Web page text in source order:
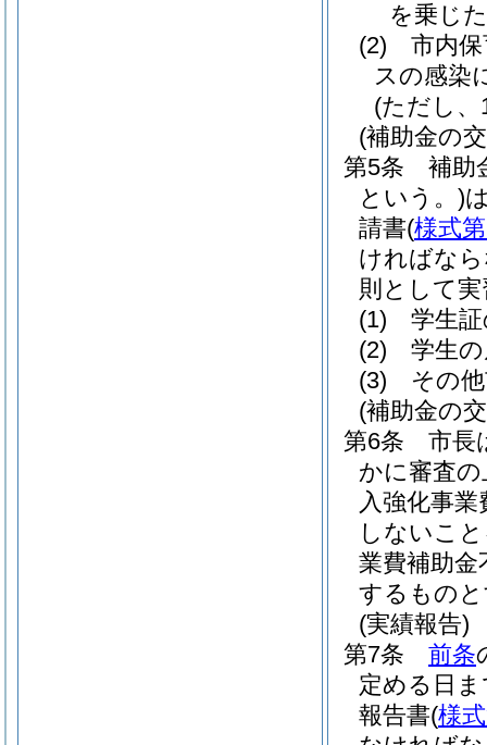
を乗じ
(2)
市内
スの感染
(ただし
(補助金の
第5条
補助
という。)
請書(様式
ければな
則として
(1)
学生
(2)
学生
(3)
その
(補助金の
第6条
市長
かに審査
入強化事
しないこ
業費補助金
するもの
(実績報告)
第7条
前条
定める日
報告書(様